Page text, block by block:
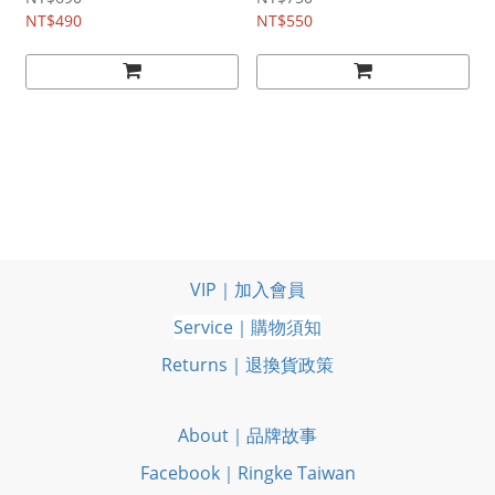
NT$490
NT$550
VIP｜加入會員
Service｜購物須知
Returns｜退換貨政策
About｜品牌故事
Facebook｜Ringke Taiwan